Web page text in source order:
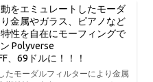
をエミュレートしたモーダ
金属やガラス、ピアノなど
性を自在にモーフィングで
Polyverse
、69ドルに！！！
たモーダルフィルターにより金属